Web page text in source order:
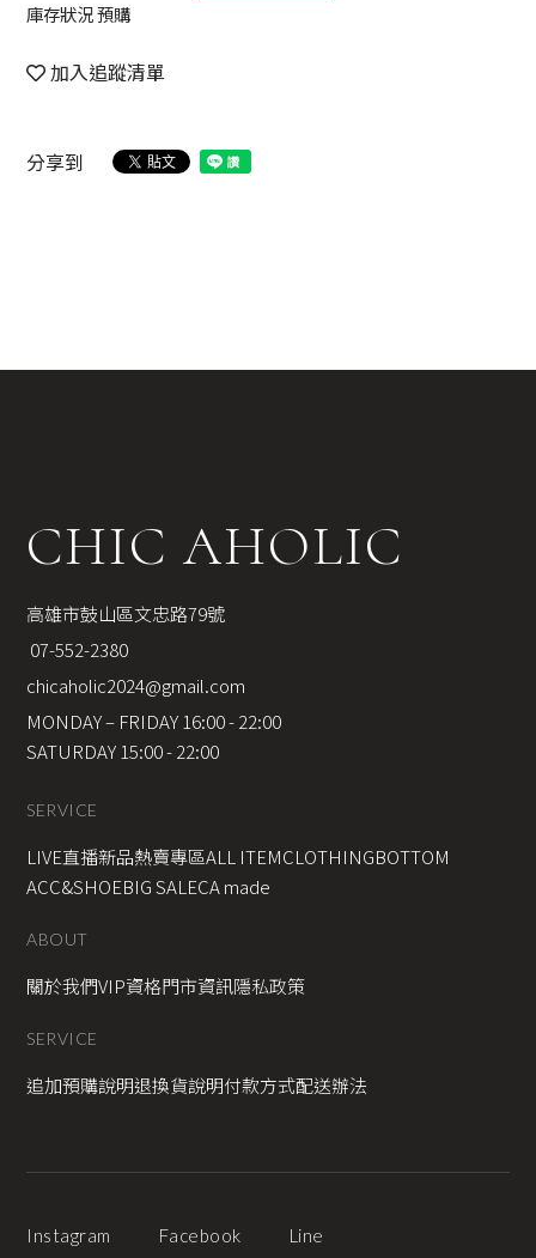
庫存狀況 預購
加入追蹤清單
分享到
CHIC AHOLIC
高雄市鼓山區文忠路79號
07-552-2380
chicaholic2024@gmail.com
MONDAY – FRIDAY 16:00 - 22:00
SATURDAY 15:00 - 22:00
SERVICE
LIVE直播新品熱賣專區ALL ITEMCLOTHINGBOTTOM
ACC&SHOEBIG SALECA made
ABOUT
關於我們VIP資格門市資訊隱私政策
SERVICE
追加預購說明退換貨說明付款方式配送辦法
Instagram Facebook Line